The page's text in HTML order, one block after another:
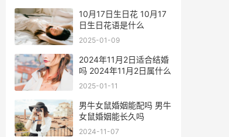
10月17日生日花 10月17
日生日花语是什么
2025-01-09
2024年11月2日适合结婚
吗 2024年11月2日属什么
2025-01-11
男牛女鼠婚姻能配吗 男牛
女鼠婚姻能长久吗
2024-11-07